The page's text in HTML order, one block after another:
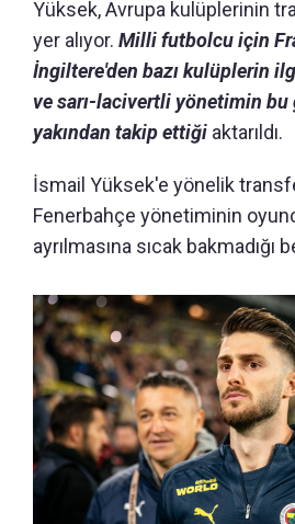
Yüksek, Avrupa kulüplerinin
yer alıyor. Milli futbolcu için
İngiltere'den bazı kulüplerin
ve sarı-lacivertli yönetimin
yakından takip ettiği aktarıldı.
İsmail Yüksek'e yönelik
Fenerbahçe yönetiminin
ayrılmasına sıcak bakmadığı